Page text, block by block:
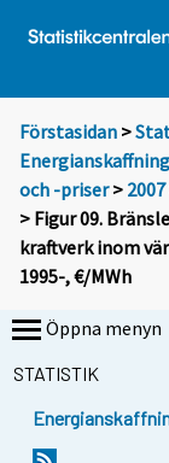
Förstasidan >
och -priser> 2007
> Figur 09.
kraftverk inom
1995-, €/MWh
Öppna menyn
STATISTIK